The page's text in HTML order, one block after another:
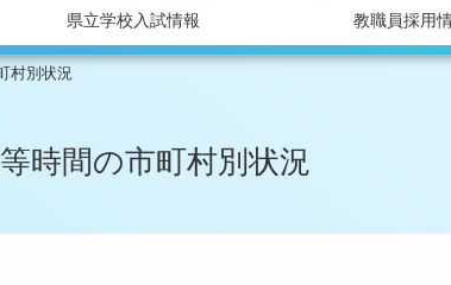
県立学校入試情報 教職員採用
村別状況
時間の市町村別状況